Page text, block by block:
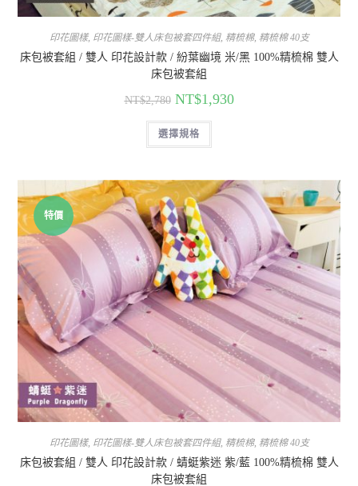
印花圖樣, 印花圖樣-雙人床包被套四件組, 精梳棉, 精梳棉 40支
床包被套組 / 雙人 印花設計款 / 紛葉幽境 米/黑 100%精梳棉 雙人
床包被套組
NT$2,780 NT$1,930
選擇規格
特價
印花圖樣, 印花圖樣-雙人床包被套四件組, 精梳棉, 精梳棉 40支
床包被套組 / 雙人 印花設計款 / 蜻蜓紫迷 紫/藍 100%精梳棉 雙人
床包被套組